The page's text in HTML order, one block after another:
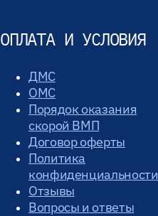
ОПЛАТА И УСЛОВИЯ
ДМС
ОМС
Порядок оказания
скорой ВМП
Договор оферты
Политика
конфиденциальности
Отзывы
Вопросы и ответы